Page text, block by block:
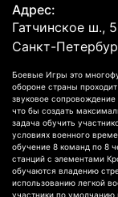
Адрес:
Гатчинское ш.,
Санкт-
Боевые Игры это
обороне страны
звуковое
что бы создать
задача обучить
условиях военного
обучение 8 команд по 8
станций с элементами
обучаются владению
использованию легкой
участники по умолчанию